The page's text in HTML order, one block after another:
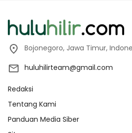
Bojonegoro, Jawa Timur,
huluhilirteam@gmail.com
Redaksi
Tentang Kami
Panduan Media Siber